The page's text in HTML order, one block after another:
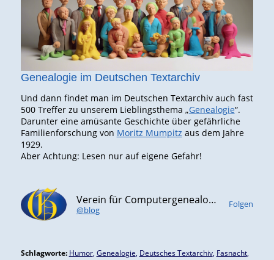
Genealogie im Deutschen Textarchiv
Und dann findet man im Deutschen Textarchiv auch fast
500 Treffer zu unserem Lieblingsthema „Genealogie“.
Darunter eine amüsante Geschichte über gefährliche
Familienforschung von Moritz Mumpitz aus dem Jahre
1929.
Aber Achtung: Lesen nur auf eigene Gefahr!
Verein für Computergenealogie e.V. (CompGen)
@blog
Folgen
Schlagworte: Humor, Genealogie Deutsches Textarchiv, Fasnacht,